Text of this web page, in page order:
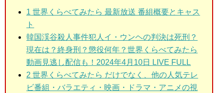
1 世界くらべてみたら 最新放送 番組概要とキャス
ト
韓国渓谷殺人事件犯人イ・ウンヘの判決は死刑？
現在は？終身刑？懲役何年？世界くらべてみたら
動画見逃し配信も！2024年4月10日 LIVE FULL
2 世界くらべてみたら だけでなく、他の人気テレ
ビ番組・バラエティ・映画・ドラマ・アニメの視